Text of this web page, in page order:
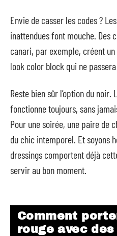
Envie de casser les codes ?
inattendues font mouche. Des
canari, par exemple, créent
look color block qui ne
Reste bien sûr l’option du noir.
fonctionne toujours, sans
Pour une soirée, une paire de
du chic intemporel. Et soyons
dressings comportent déjà
servir au bon moment.
Comment
rouge avec